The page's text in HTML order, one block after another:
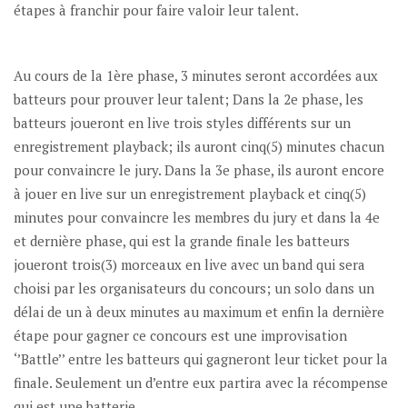
étapes à franchir pour faire valoir leur talent.
Au cours de la 1ère phase, 3 minutes seront accordées aux
batteurs pour prouver leur talent; Dans la 2e phase, les
batteurs joueront en live trois styles différents sur un
enregistrement playback; ils auront cinq(5) minutes chacun
pour convaincre le jury. Dans la 3e phase, ils auront encore
à jouer en live sur un enregistrement playback et cinq(5)
minutes pour convaincre les membres du jury et dans la 4e
et dernière phase, qui est la grande finale les batteurs
joueront trois(3) morceaux en live avec un band qui sera
choisi par les organisateurs du concours; un solo dans un
délai de un à deux minutes au maximum et enfin la dernière
étape pour gagner ce concours est une improvisation
‘’Battle’’ entre les batteurs qui gagneront leur ticket pour la
finale. Seulement un d’entre eux partira avec la récompense